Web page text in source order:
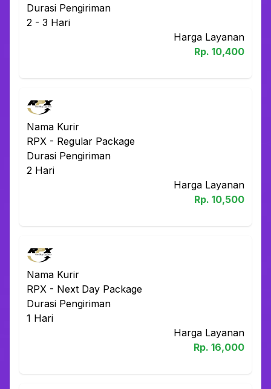
Durasi Pengiriman
2 - 3 Hari
Harga Layanan
Rp. 10,400
Nama Kurir
RPX - Regular Package
Durasi Pengiriman
2 Hari
Harga Layanan
Rp. 10,500
Nama Kurir
RPX - Next Day Package
Durasi Pengiriman
1 Hari
Harga Layanan
Rp. 16,000